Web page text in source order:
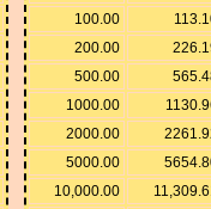
100.00
200.00
500.00
1000.00
2000.00
5000.00
10,000.00